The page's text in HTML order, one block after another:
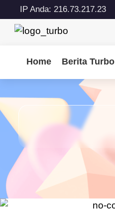
IP Anda: 216.73.217.23
Home Berita Turbo